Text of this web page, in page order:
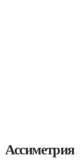
Ассиметрия